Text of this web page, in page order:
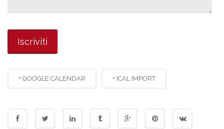
+ GOOGLE CALENDAR + ICAL IMPORT